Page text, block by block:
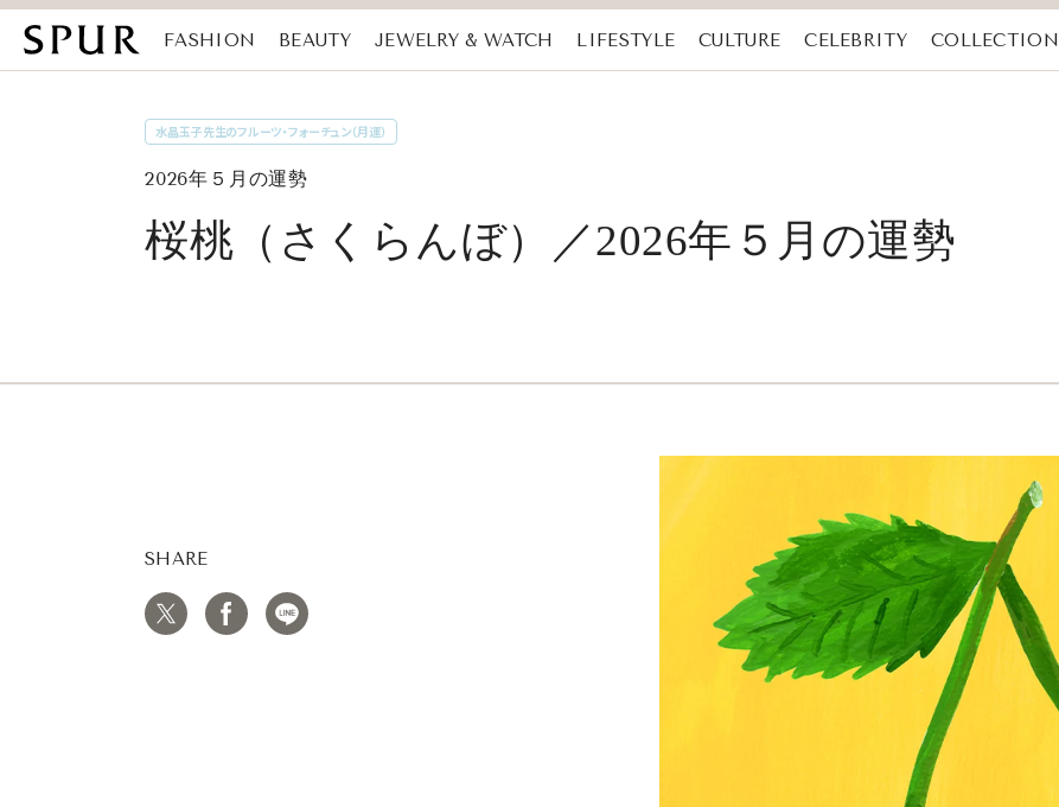
FASHION BEAUTY JEWELRY & WATCH LIFESTYLE CULTURE CELEBRITY COLLECTION
水晶玉子先生のフルーツ・フォーチュン（月運）
2026年５月の運勢
桜桃（さくらんぼ）／2026年５月の運勢
SHARE